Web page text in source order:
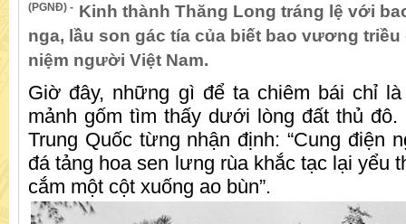
(PGNĐ) - Kinh thành Thăng Long tráng lệ với
nga, lầu son gác tía của biết bao vương
niệm người Việt Nam.
Giờ đây, những gì để ta chiêm bái chỉ
mảnh gốm tìm thấy dưới lòng đất thủ
Trung Quốc từng nhận định: “Cung điện
đá tảng hoa sen lưng rùa khắc tạc lại yểu
cắm một cột xuống ao bùn”.